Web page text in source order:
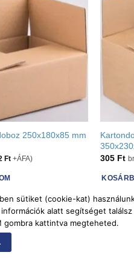
250x180x85 mm
Ft +ÁFA)
305 Ft
sütiket (cookie-kat)
alatt segítséget
gombra kattintva megteheted.